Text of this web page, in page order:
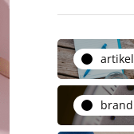
artikel
brand